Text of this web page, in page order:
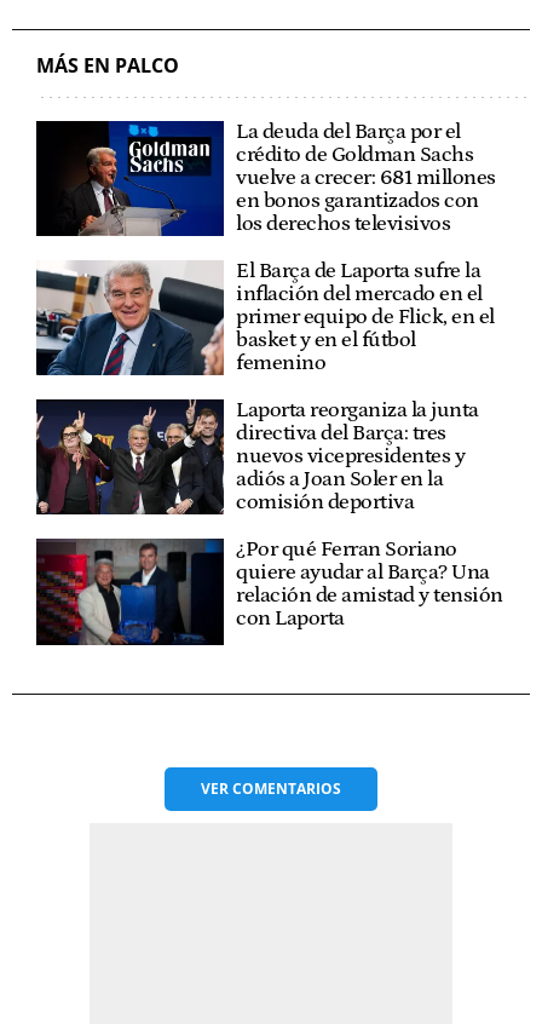
MÁS EN PALCO
La deuda del Barça por el
crédito de Goldman Sachs
vuelve a crecer: 681 millones
en bonos garantizados con
los derechos televisivos
El Barça de Laporta sufre la
inflación del mercado en el
primer equipo de Flick, en el
basket y en el fútbol
femenino
Laporta reorganiza la junta
directiva del Barça: tres
nuevos vicepresidentes y
adiós a Joan Soler en la
comisión deportiva
¿Por qué Ferran Soriano
quiere ayudar al Barça? Una
relación de amistad y tensión
con Laporta
VERCOMENTARIOS